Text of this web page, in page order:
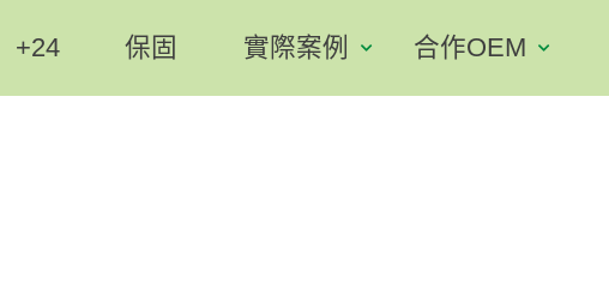
+24 保固 實際案例 合作OEM